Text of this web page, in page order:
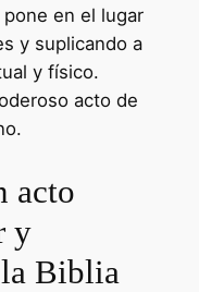
en el lugar
y suplicando a
y físico.
acto de
acto
y
Biblia